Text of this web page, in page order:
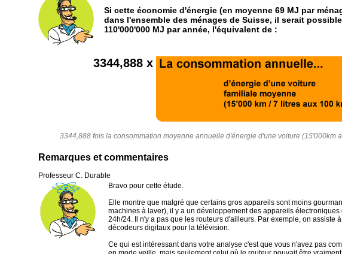
Si cette économie d'énergie (en moyenne 69 MJ par
dans l'ensemble des ménages de Suisse, il serait
110'000'000 MJ par année, l'équivalent de :
3344,888 x
3344,888 fois la consommation moyenne annuelle d'énergie d'une voiture (15'000km
Remarques et commentaires
Professeur C. Durable
Bravo pour cette étude.
Elle montre que malgré que certains gros appareils sont moins
machines à laver), il y a un développement des appareils électroniques
24h/24. Il n'y a pas que les routeurs d'ailleurs. Par exemple, on assiste
décodeurs digitaux pour la télévision.
Ce qui est intéressant dans votre analyse c'est que vous n'avez pas